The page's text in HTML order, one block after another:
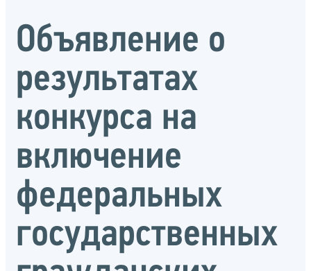
Объявление о
результатах
конкурса на
включение
федеральных
государственных